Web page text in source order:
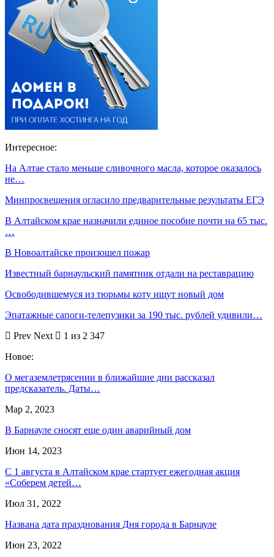
Интересное:
На Алтае стало меньше сливочного масла, которое оказалось
не…
Минпросвещения огласило предварительные результаты ЕГЭ
В Алтайском крае назначили единое пособие почти на 65 тыс.
…
В Новоалтайске произошел пожар
Известный барнаульский памятник отдали на реставрацию
Освободившемуся из тюрьмы коту ищут новый дом
Эпатажные сапоги-телепузики за 190 тыс. рублей удивили…
Prev Next
1 из 2 347
Новое:
О мегаземлетрясении в ближайшие дни рассказал
предсказатель. Даты…
Мар 2, 2023
В Барнауле сносят еще один аварийный дом
Июн 14, 2023
С 1 августа в Алтайском крае стартует ежегодная акция
«Соберем детей…
Июл 31, 2022
Названа дата празднования Дня города в Барнауле
Июн 23, 2022